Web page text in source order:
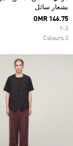
بشعار سائل
OMR 146.75
Y-3
2 Colours